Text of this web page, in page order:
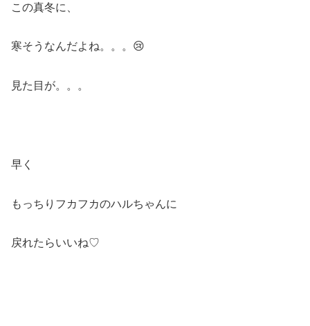
この真冬に、
寒そうなんだよね。。。😢
見た目が。。。
早く
もっちりフカフカのハルちゃんに
戻れたらいいね♡